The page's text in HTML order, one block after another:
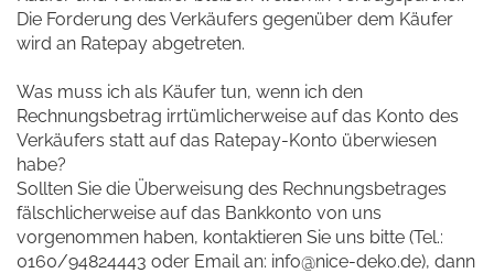
Die Forderung des Verkäufers gegenüber dem Käufer
wird an Ratepay abgetreten.
Was muss ich als Käufer tun, wenn ich den
Rechnungsbetrag irrtümlicherweise auf das Konto des
Verkäufers statt auf das Ratepay-Konto überwiesen
habe?
Sollten Sie die Überweisung des Rechnungsbetrages
fälschlicherweise auf das Bankkonto von uns
vorgenommen haben, kontaktieren Sie uns bitte (Tel.:
0160/94824443 oder Email an: info@nice-deko.de), dann